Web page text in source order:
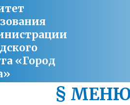
«Город
§